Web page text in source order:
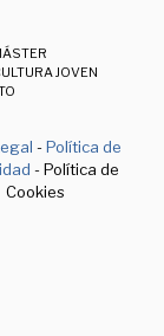
JOVEN
-Política de
- Política de
Cookies